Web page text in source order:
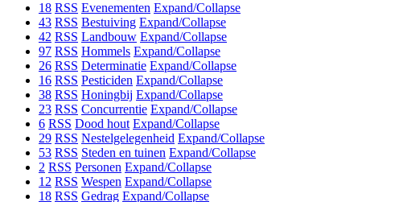
18 RSS Evenementen Expand/Collapse
43 RSS Bestuiving Expand/Collapse
42 RSS Landbouw Expand/Collapse
97 RSS Hommels Expand/Collapse
26 RSS Determinatie Expand/Collapse
16 RSS Pesticiden Expand/Collapse
38 RSS Honingbij Expand/Collapse
23 RSS Concurrentie Expand/Collapse
6 RSS Dood hout Expand/Collapse
29 RSS Nestelgelegenheid Expand/Collapse
53 RSS Steden en tuinen Expand/Collapse
2 RSS Personen Expand/Collapse
12 RSS Wespen Expand/Collapse
18 RSS Gedrag Expand/Collapse